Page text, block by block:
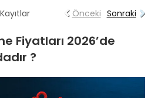
Önceki Sonraki
Fiyatları 2026’de
?